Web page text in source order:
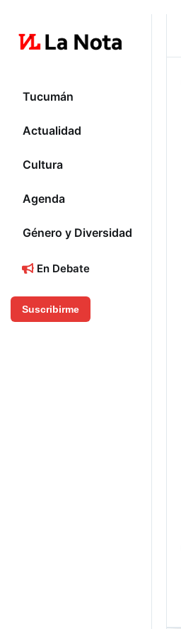
Tucumán
Actualidad
Cultura
Agenda
Género y Diversidad
En Debate
Suscribirme